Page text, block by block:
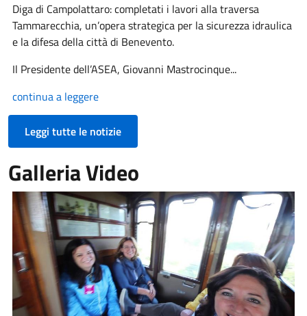
Diga di Campolattaro: completati i lavori alla traversa
Tammarecchia, un’opera strategica per la sicurezza idraulica
e la difesa della città di Benevento.
Il Presidente dell’ASEA, Giovanni Mastrocinque...
continua a leggere
Leggi tutte le notizie
Galleria Video